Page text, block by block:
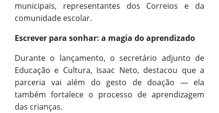
municipais, representantes dos Correios e da
comunidade escolar.
Escrever para sonhar: a magia do aprendizado
Durante o lançamento, o secretário adjunto de
Educação e Cultura, Isaac Neto, destacou que a
parceria vai além do gesto de doação — ela
também fortalece o processo de aprendizagem
das crianças.